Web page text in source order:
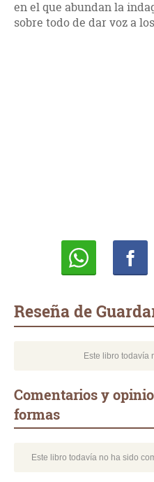
en el que abundan la
sobre todo de dar voz a
Reseña de
Este libro todavía
Comentarios y
formas
Este libro todavía no ha sido